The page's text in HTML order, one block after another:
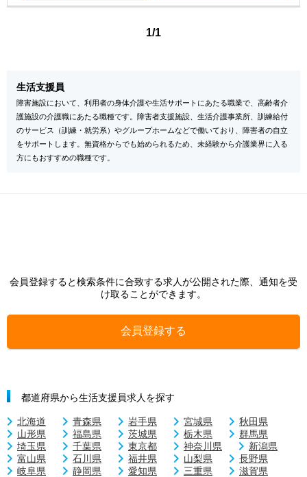
1/1
生活支援員
障害施設において、利用者の身体介護や生活サポートにあたる職業で、高齢者介
護施設の介護職にあたる職種です。障害者支援施設、生活介護事業所、訓練給付
のサービス（訓練・就労系）やグループホームなどで働いており、障害者の自立
をサポートします。無資格からでも始められるため、未経験から介護業界に入る
方にもおすすめの職種です。
会員登録すると検索条件に合致する求人が公開された際、通知を受
け取ることができます。
会員登録する
都道府県から生活支援員求人を探す
北海道 青森県 岩手県 宮城県
秋田県
山形県
福島県 茨城県 栃木県
群馬県
埼玉県
千葉県 東京都 神奈川県
新潟県
富山県
石川県 福井県 山梨県
長野県
岐阜県
静岡県 愛知県 三重県
滋賀県